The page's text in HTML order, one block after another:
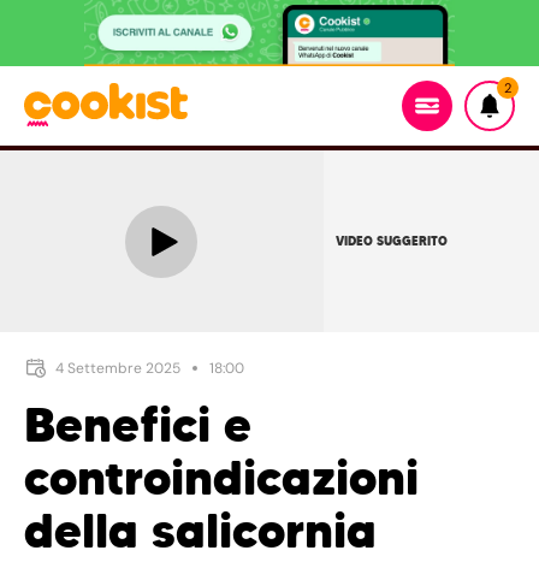
2
VIDEO SUGGERITO
4 Settembre 2025 18:00
Benefici e
controindicazioni
della salicornia